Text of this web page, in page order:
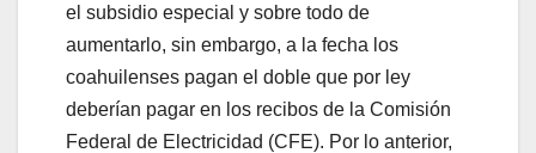
el subsidio especial y sobre todo de
aumentarlo, sin embargo, a la fecha los
coahuilenses pagan el doble que por ley
deberían pagar en los recibos de la Comisión
Federal de Electricidad (CFE). Por lo anterior,